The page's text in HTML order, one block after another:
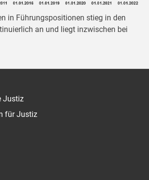
in Führungspositionen stieg in den
an und liegt inzwischen bei
Justiz
für Justiz